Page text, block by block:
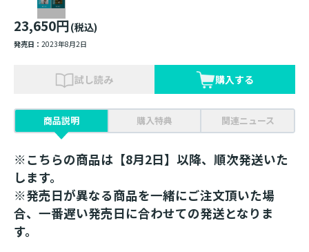
23,650円(税込)
発売日： 2023年8月2日
試し読み 購入する
商品説明 購入特典 関連ニュース
※こちらの商品は【8月2日】以降、順次発送いた
します。
※発売日が異なる商品を一緒にご注文頂いた場
合、一番遅い発売日に合わせての発送となりま
す。